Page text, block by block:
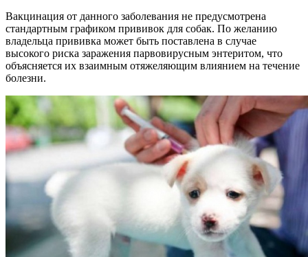
Вакцинация от данного заболевания не предусмотрена
стандартным графиком прививок для собак. По желанию
владельца прививка может быть поставлена в случае
высокого риска заражения парвовирусным энтеритом, что
объясняется их взаимным отяжеляющим влиянием на течение
болезни.